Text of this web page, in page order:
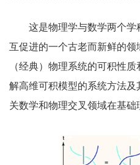
这是物理学与数学两个
互促进的一个古老而新鲜的
（经典）物理系统的可积性
解高维可积模型的系统方法
关数学和物理交叉领域在基础